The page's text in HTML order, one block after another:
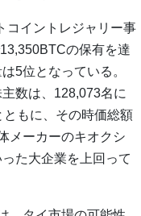
コイントレジャリー事
の保有を達
5位となっている。
数は、128,073名に
もに、その時価総額
メーカーのキオクシ
た大企業を上回って